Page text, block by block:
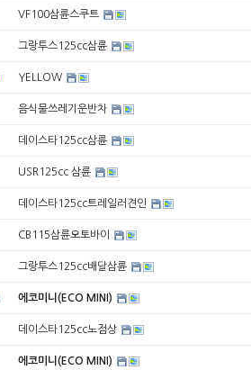
VF100삼륜스쿠트
그랑투스125cc삼륜
YELLOW
음식물쓰레기운반차
데이스타125cc삼륜
USR125cc 삼륜
데이스타125cc트레일러견인
CB115삼륜오토바이
그랑투스125cc배달삼륜
에코미니(ECO MINI)
데이스타125cc노점상
에코미니(ECO MINI)